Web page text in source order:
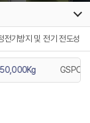
전기방지 및 전기 전도성
GSPO